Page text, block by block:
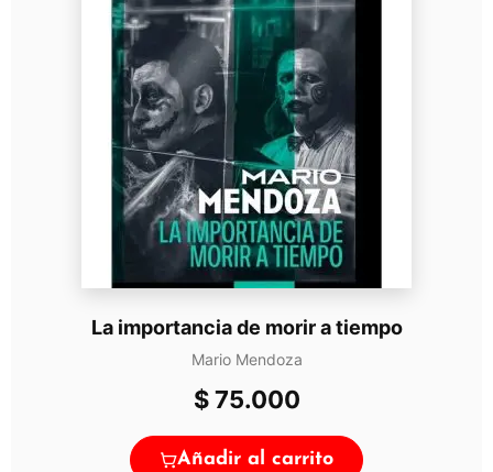
La importancia de morir a tiempo
Mario Mendoza
$75.000
Añadir al carrito